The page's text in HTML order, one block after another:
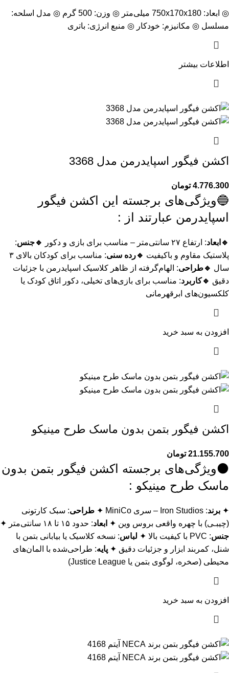
◎ ابعاد: 750x170x180 میلی‌متر ◎ وزن: 500 گرم ◎ مدل اسلحه:
مسلسل ◎ مکانیزم: خودکار ◎ منبع انرژی: باتری
اطلاعات بیشتر
اکشن فیگور اسپایدرمن مدل 3368
4.776.300 تومان
🔵ویژگی‌های برجسته این اکشن فیگور
اسپایدرمن عبارتند از :
🔹ابعاد: ارتفاع ۲۷ سانتی‌متر – مناسب برای بازی و دکور 🔹جنس:
پلاستیک مقاوم و باکیفیت 🔹رده سنی
: مناسب برای کودکان بالای ۳
سال 🔹طراحی: الهام‌گرفته از ظاهر کلاسیک اسپایدرمن با جزئیات
دقیق 🔹کاربرد: مناسب برای بازی‌های تخیلی، دکور اتاق کودک یا
کلکسیون‌های ابرقهرمانی
افزودن به سبد خرید
اکشن فیگور بتمن بدون ماسک طرح مینیکو
21.155.700 تومان
⚫ویژگی‌های برجسته اکشن فیگور بتمن بدون
ماسک طرح مینیکو :
✦ برند: Iron Studios – سری MiniCo ✦ طراحی: سبک کارتونی
(چیبـی) با چهره واقعی بروس وین ✦ ابعاد: حدود ۱۵ تا ۱۸ سانتی‌متر ✦
جنس: PVC با کیفیت بالا ✦ لباس: نسخه کلاسیک یا بیابانی بتمن با
شنل، کمربند ابزار و جزئیات دقیق ✦ پایه: طراحی‌شده با المان‌های
محیطی (صخره، لوگوی بتمن یا Justice League)
افزودن به سبد خرید